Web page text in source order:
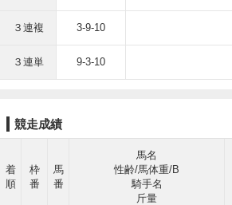
３連複 3-9-10
３連単 9-3-10
競走成績
着
順
枠
番
馬
番
馬名
性齢/馬体重/B
騎手名
斤量